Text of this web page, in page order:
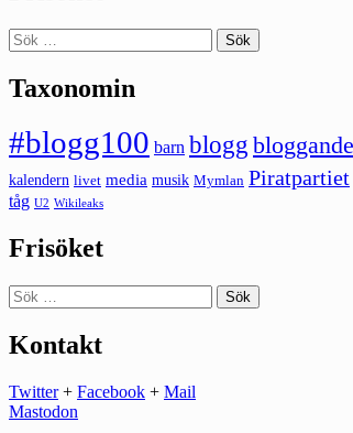
Sök
efter:
Taxonomin
#blogg100 barn blogg bloggande
kalendern livet media musik Mymlan Piratpartiet
tåg U2 Wikileaks
Frisöket
Sök
efter:
Kontakt
Twitter+ Facebook + Mail
Mastodon